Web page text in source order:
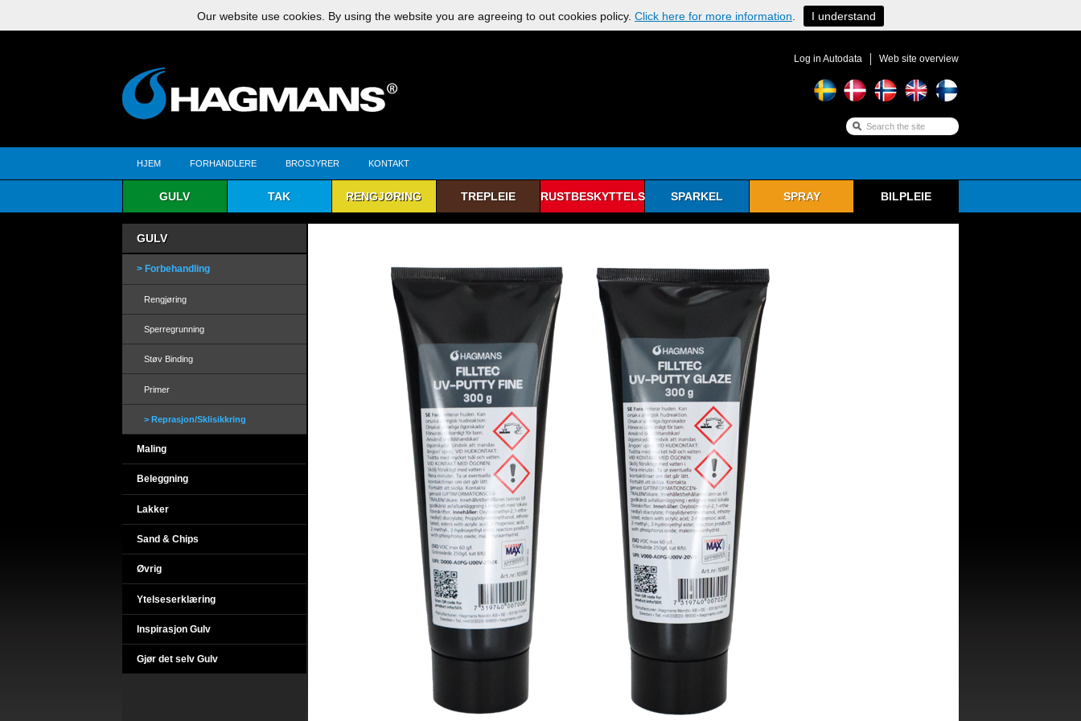
Web site overview
Log in Autodata
HJEM FORHANDLERE BROSJYRER KONTAKT
GULV TAK RENGJØRING TREPLEIE RUSTBESKYTTELSE SPARKEL SPRAY BILPLEIE
GULV
Forbehandling
Rengjøring
Sperregrunning
Støv Binding
Primer
Reprasjon/Sklisikkring
Maling
Beleggning
Lakker
Sand & Chips
Øvrig
Ytelseserklæring
Inspirasjon Gulv
Gjør det selv Gulv
Our website use cookies. By using the website you are agreeing to out cookies policy. Click here for more information I understand